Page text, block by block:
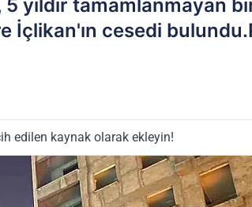
5 yıldır tamamlanmayan
İçlikan'ın cesedi
edilen kaynak olarak ekleyin!